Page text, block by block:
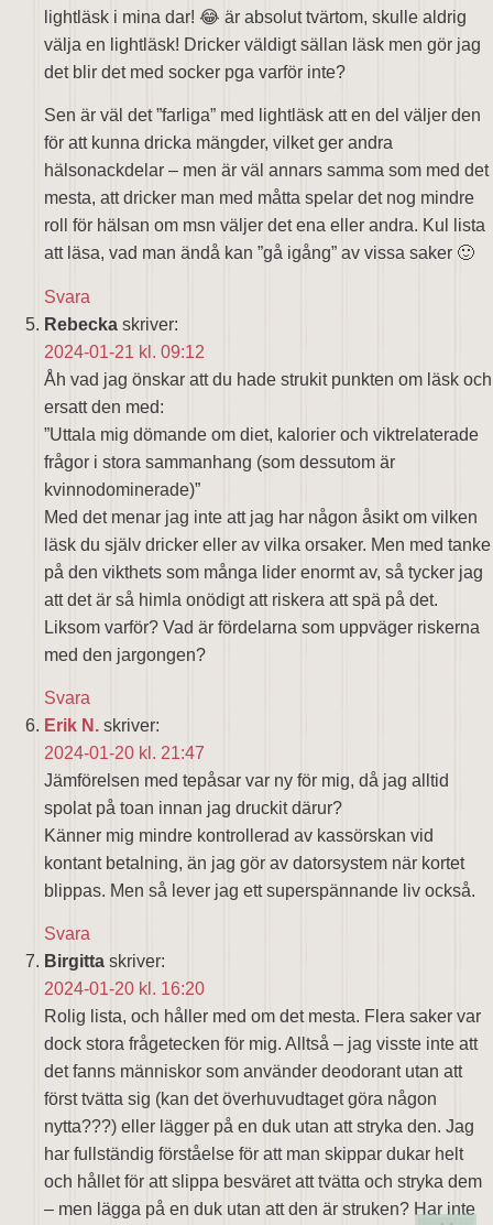
lightläsk i mina dar! 😂 är absolut tvärtom, skulle aldrig
välja en lightläsk! Dricker väldigt sällan läsk men gör jag
det blir det med socker pga varför inte?
Sen är väl det ”farliga” med lightläsk att en del väljer den
för att kunna dricka mängder, vilket ger andra
hälsonackdelar – men är väl annars samma som med det
mesta, att dricker man med måtta spelar det nog mindre
roll för hälsan om msn väljer det ena eller andra. Kul lista
att läsa, vad man ändå kan ”gå igång” av vissa saker 🙂
Svara
Rebecka skriver:
2024-01-21 kl. 09:12
Åh vad jag önskar att du hade strukit punkten om läsk och
ersatt den med:
”Uttala mig dömande om diet, kalorier och viktrelaterade
frågor i stora sammanhang (som dessutom är
kvinnodominerade)”
Med det menar jag inte att jag har någon åsikt om vilken
läsk du själv dricker eller av vilka orsaker. Men med tanke
på den vikthets som många lider enormt av, så tycker jag
att det är så himla onödigt att riskera att spä på det.
Liksom varför? Vad är fördelarna som uppväger riskerna
med den jargongen?
Svara
Erik N. skriver:
2024-01-20 kl. 21:47
Jämförelsen med tepåsar var ny för mig, då jag alltid
spolat på toan innan jag druckit därur?
Känner mig mindre kontrollerad av kassörskan vid
kontant betalning, än jag gör av datorsystem när kortet
blippas. Men så lever jag ett superspännande liv också.
Svara
Birgitta skriver:
2024-01-20 kl. 16:20
Rolig lista, och håller med om det mesta. Flera saker var
dock stora frågetecken för mig. Alltså – jag visste inte att
det fanns människor som använder deodorant utan att
först tvätta sig (kan det överhuvudtaget göra någon
nytta???) eller lägger på en duk utan att stryka den. Jag
har fullständig förståelse för att man skippar dukar helt
och hållet för att slippa besväret att tvätta och stryka dem
– men lägga på en duk utan att den är struken? Har inte